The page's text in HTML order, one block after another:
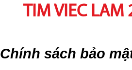
TIM VIEC
Chính sách bảo